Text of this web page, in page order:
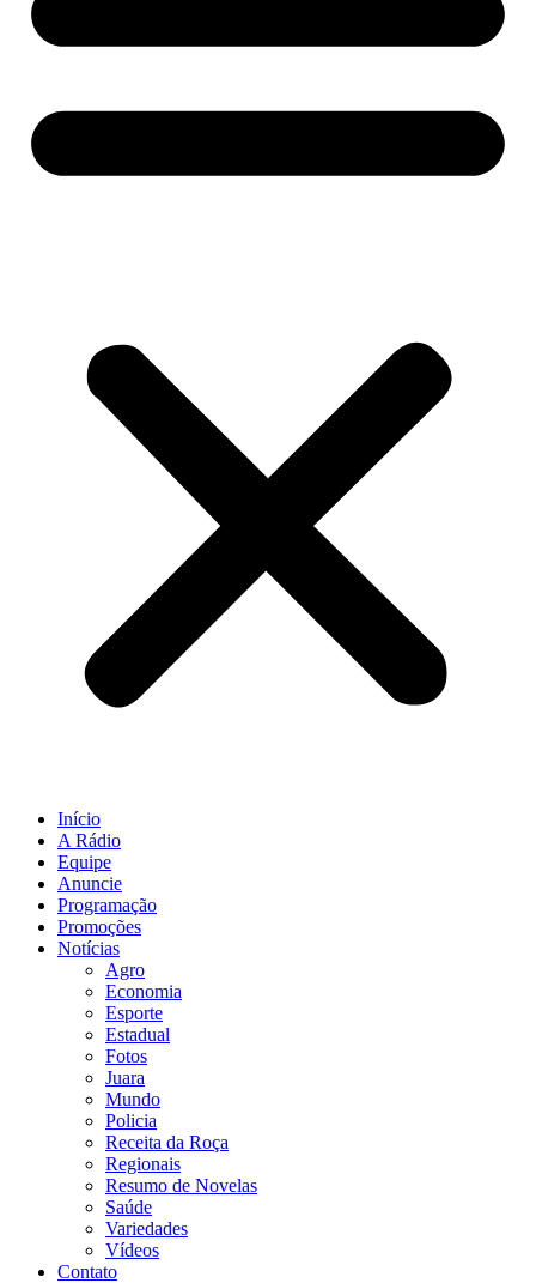
Início
A Rádio
Equipe
Anuncie
Programação
Promoções
Notícias
Agro
Economia
Esporte
Estadual
Fotos
Juara
Mundo
Policia
Receita da Roça
Regionais
Resumo de Novelas
Saúde
Variedades
Vídeos
Contato